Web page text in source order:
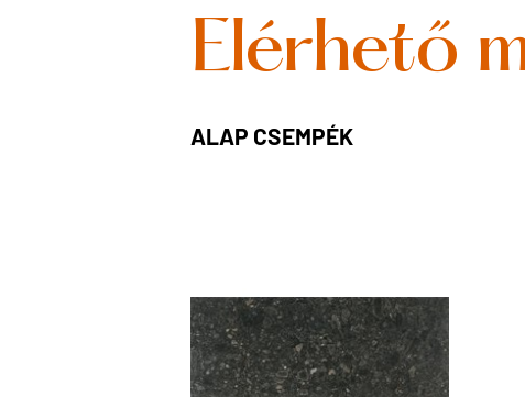
Elérhető
ALAP CSEMPÉK